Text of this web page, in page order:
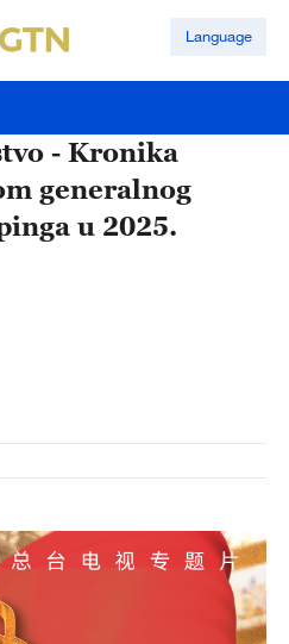
Language
- Kronika
generalnog
u 2025.